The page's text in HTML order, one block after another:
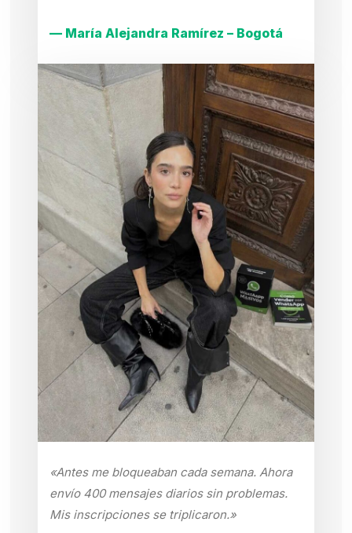
— María Alejandra Ramírez – Bogotá
«Antes me bloqueaban cada semana. Ahora
envío 400 mensajes diarios sin problemas.
Mis inscripciones se triplicaron.»